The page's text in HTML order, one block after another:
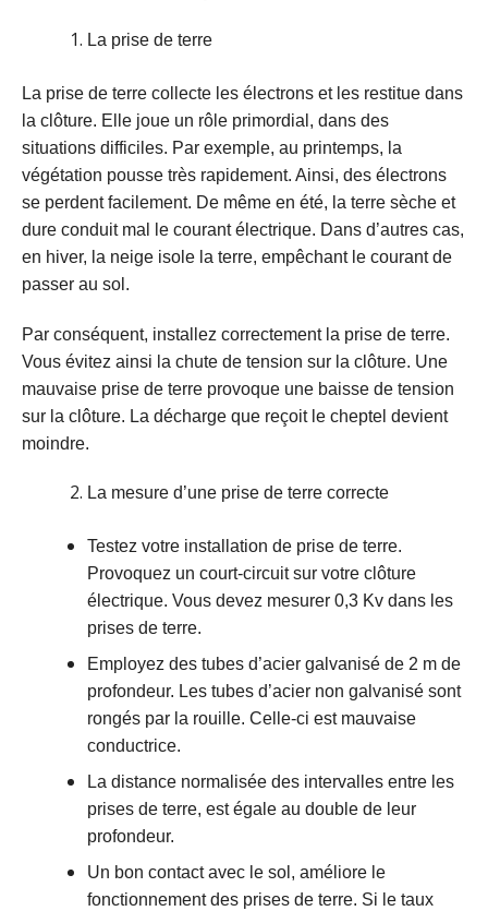
La prise de terre
La prise de terre collecte les électrons et les restitue dans
la clôture. Elle joue un rôle primordial, dans des
situations difficiles. Par exemple, au printemps, la
végétation pousse très rapidement. Ainsi, des électrons
se perdent facilement. De même en été, la terre sèche et
dure conduit mal le courant électrique. Dans d’autres cas,
en hiver, la neige isole la terre, empêchant le courant de
passer au sol.
Par conséquent, installez correctement la prise de terre.
Vous évitez ainsi la chute de tension sur la clôture. Une
mauvaise prise de terre provoque une baisse de tension
sur la clôture. La décharge que reçoit le cheptel devient
moindre.
La mesure d’une prise de terre correcte
Testez votre installation de prise de terre.
Provoquez un court-circuit sur votre clôture
électrique. Vous devez mesurer 0,3 Kv dans les
prises de terre.
Employez des tubes d’acier galvanisé de 2 m de
profondeur. Les tubes d’acier non galvanisé sont
rongés par la rouille. Celle-ci est mauvaise
conductrice.
La distance normalisée des intervalles entre les
prises de terre, est égale au double de leur
profondeur.
Un bon contact avec le sol, améliore le
fonctionnement des prises de terre. Si le taux